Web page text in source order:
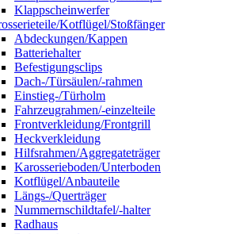
Klappscheinwerfer
Kotflügel/Stoßfänger
Abdeckungen/Kappen
Batteriehalter
Befestigungsclips
Dach-/Türsäulen/-rahmen
Einstieg-/Türholm
Fahrzeugrahmen/-einzelteile
Frontverkleidung/Frontgrill
Heckverkleidung
Hilfsrahmen/Aggregateträger
Karosserieboden/Unterboden
Kotflügel/Anbauteile
Längs-/Querträger
Nummernschildtafel/-halter
Radhaus